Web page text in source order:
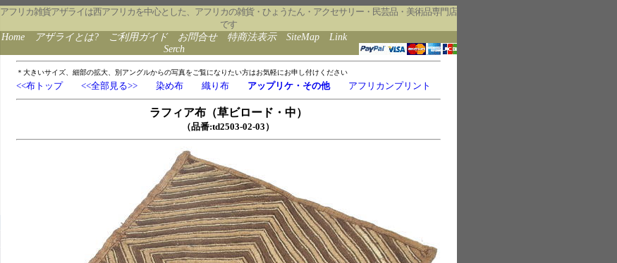
アフリカ雑貨アザライは西アフリカを中心とした、アフリカの雑貨・ひょうたん・アクセサリー・民芸品・美術品専門店
です
Home
アザライとは? ご利用ガイド お問合せ 特商法表示 SiteMap
Link
Serch
＊大きいサイズ、細部の拡大、別アングルからの写真をご覧になりたい方はお気軽にお申し付けください
<<布トップ <<全部見る>> 染め布 織り布 アップリケ・その他 アフリカンプリント
ラフィア布（草ビロード・中）
（品番:td2503-02-03）